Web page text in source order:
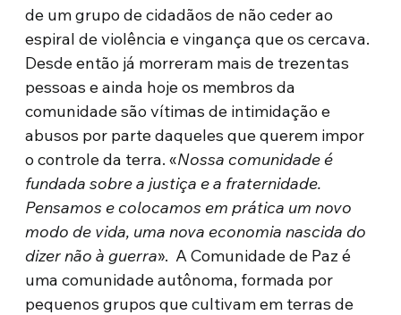
de um grupo de cidadãos de não ceder ao
espiral de violência e vingança que os cercava.
Desde então já morreram mais de trezentas
pessoas e ainda hoje os membros da
comunidade são vítimas de intimidação e
abusos por parte daqueles que querem impor
o controle da terra. «Nossa comunidade é
fundada sobre a justiça e a fraternidade.
Pensamos e colocamos em prática um novo
modo de vida, uma nova economia nascida do
dizer não à guerra». A Comunidade de Paz é
uma comunidade autônoma, formada por
pequenos grupos que cultivam em terras de